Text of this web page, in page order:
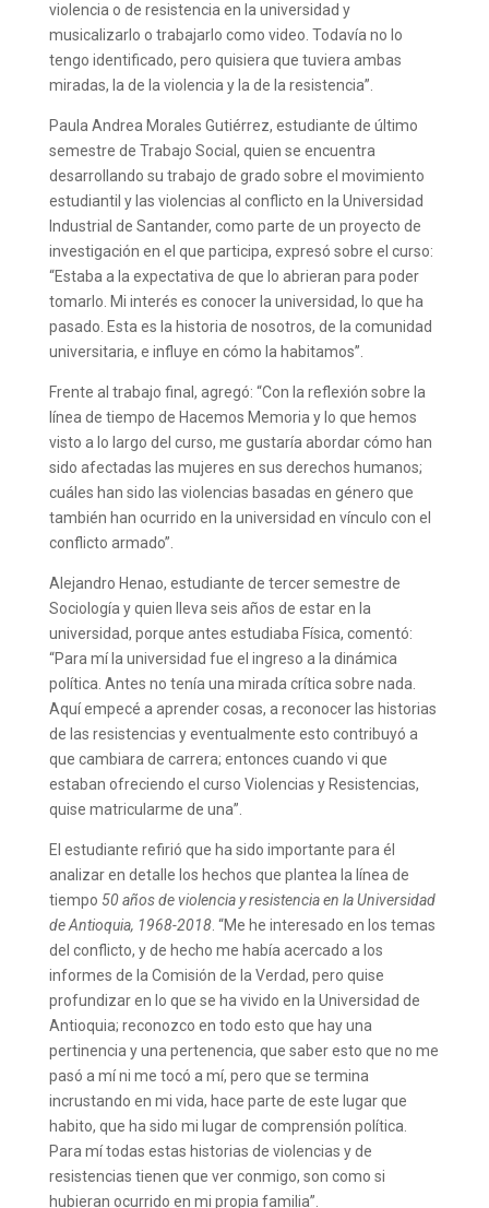
violencia o de resistencia en la universidad y
musicalizarlo o trabajarlo como video. Todavía no lo
tengo identificado, pero quisiera que tuviera ambas
miradas, la de la violencia y la de la resistencia”.
Paula Andrea Morales Gutiérrez, estudiante de último
semestre de Trabajo Social, quien se encuentra
desarrollando su trabajo de grado sobre el movimiento
estudiantil y las violencias al conflicto en la Universidad
Industrial de Santander, como parte de un proyecto de
investigación en el que participa, expresó sobre el curso:
“Estaba a la expectativa de que lo abrieran para poder
tomarlo. Mi interés es conocer la universidad, lo que ha
pasado. Esta es la historia de nosotros, de la comunidad
universitaria, e influye en cómo la habitamos”.
Frente al trabajo final, agregó: “Con la reflexión sobre la
línea de tiempo de Hacemos Memoria y lo que hemos
visto a lo largo del curso, me gustaría abordar cómo han
sido afectadas las mujeres en sus derechos humanos;
cuáles han sido las violencias basadas en género que
también han ocurrido en la universidad en vínculo con el
conflicto armado”.
Alejandro Henao, estudiante de tercer semestre de
Sociología y quien lleva seis años de estar en la
universidad, porque antes estudiaba Física, comentó:
“Para mí la universidad fue el ingreso a la dinámica
política. Antes no tenía una mirada crítica sobre nada.
Aquí empecé a aprender cosas, a reconocer las historias
de las resistencias y eventualmente esto contribuyó a
que cambiara de carrera; entonces cuando vi que
estaban ofreciendo el curso Violencias y Resistencias,
quise matricularme de una”.
El estudiante refirió que ha sido importante para él
analizar en detalle los hechos que plantea la línea de
tiempo 50 años de violencia y resistencia en la Universidad
de Antioquia, 1968-2018. “Me he interesado en los temas
del conflicto, y de hecho me había acercado a los
informes de la Comisión de la Verdad, pero quise
profundizar en lo que se ha vivido en la Universidad de
Antioquia; reconozco en todo esto que hay una
pertinencia y una pertenencia, que saber esto que no me
pasó a mí ni me tocó a mí, pero que se termina
incrustando en mi vida, hace parte de este lugar que
habito, que ha sido mi lugar de comprensión política.
Para mí todas estas historias de violencias y de
resistencias tienen que ver conmigo, son como si
hubieran ocurrido en mi propia familia”.